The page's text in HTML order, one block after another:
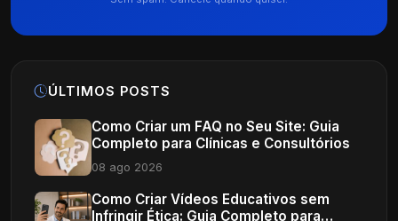
ÚLTIMOS POSTS
Como Criar um FAQ no Seu Site: Guia
Completo para Clínicas e Consultórios
08 ago 2026
Como Criar Vídeos Educativos sem
Infringir Ética: Guia Completo para